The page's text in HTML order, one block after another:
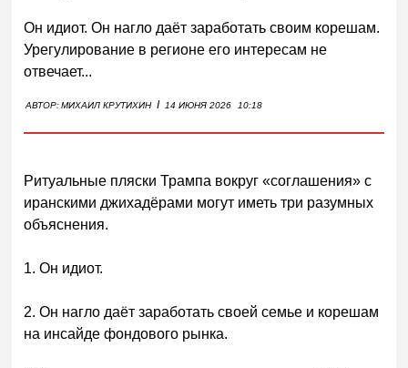
Он идиот. Он нагло даёт заработать своим корешам.
Урегулирование в регионе его интересам не
отвечает...
АВТОР:МИХАИЛ КРУТИХИН I 14 ИЮНЯ 2026 10:18
Ритуальные пляски Трампа вокруг «соглашения» с
иранскими джихадёрами могут иметь три разумных
объяснения.
1. Он идиот.
2. Он нагло даёт заработать своей семье и корешам
на инсайде фондового рынка.